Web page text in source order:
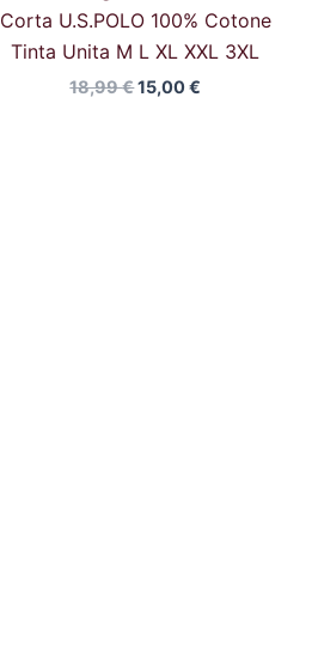
Corta U.S.POLO 100% Cotone
Tinta Unita M L XL XXL 3XL
18,99€15,00€